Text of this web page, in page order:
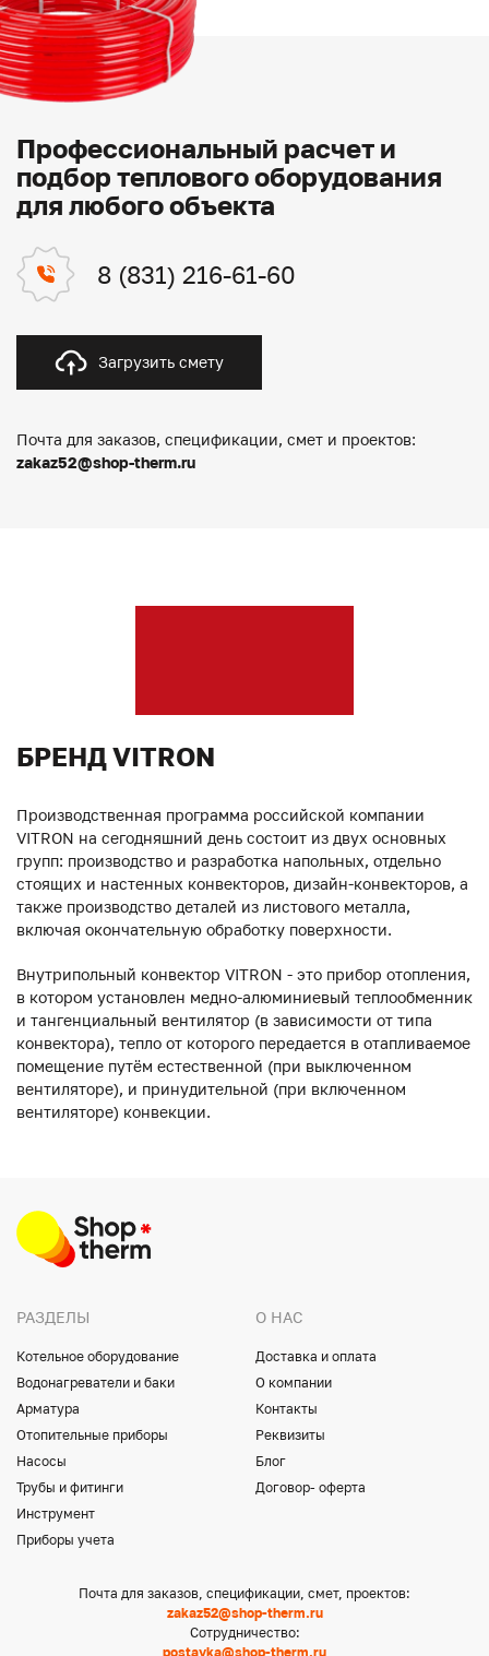
Профессиональный расчет и
подбор теплового оборудования
для любого объекта
8 (831) 216-61-60
Загрузить смету
Почта для заказов, спецификации, смет и проектов:
zakaz52@shop-therm.ru
БРЕНД VITRON
Производственная программа российской компании
VITRON на сегодняшний день состоит из двух основных
групп: производство и разработка напольных, отдельно
стоящих и настенных конвекторов, дизайн-конвекторов, а
также производство деталей из листового металла,
включая окончательную обработку поверхности.
Внутрипольный конвектор VITRON - это прибор отопления,
в котором установлен медно-алюминиевый теплообменник
и тангенциальный вентилятор (в зависимости от типа
конвектора), тепло от которого передается в отапливаемое
помещение путём естественной (при выключенном
вентиляторе), и принудительной (при включенном
вентиляторе) конвекции.
РАЗДЕЛЫ
Котельное оборудование
Водонагреватели и баки
Арматура
Отопительные приборы
Насосы
Трубы и фитинги
Инструмент
Приборы учета
О НАС
Доставка и оплата
О компании
Контакты
Реквизиты
Блог
Договор- оферта
Почта для заказов, спецификации, смет, проектов:
zakaz52@shop-therm.ru
Сотрудничество:
postavka@shop-therm.ru